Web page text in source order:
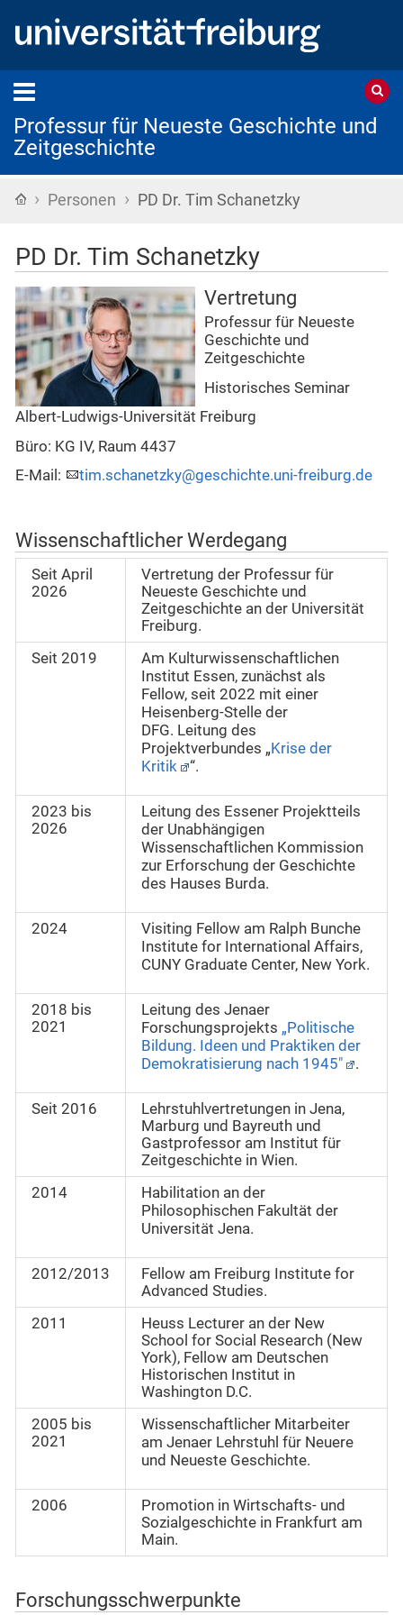
Professur für Neueste Geschichte und
Zeitgeschichte
Startseite
› Personen › PD Dr. Tim Schanetzky
PD Dr. Tim Schanetzky
Vertretung
Professur für Neueste
Geschichte und
Zeitgeschichte
Historisches Seminar
Albert-Ludwigs-Universität Freiburg
Büro: KG IV, Raum 4437
E-Mail:
tim.schanetzky@geschichte.uni-freiburg.de
Wissenschaftlicher Werdegang
Seit April
2026
Vertretung der Professur für
Neueste Geschichte und
Zeitgeschichte an der Universität
Freiburg.
Seit 2019
Am Kulturwissenschaftlichen
Institut Essen, zunächst als
Fellow, seit 2022 mit einer
Heisenberg-Stelleder
DFG. Leitung des
Projektverbundes „Krise der
Kritik
“.
2023 bis
2026
Leitung des Essener Projektteils
der Unabhängigen
Wissenschaftlichen Kommission
zur Erforschung der Geschichte
des Hauses Burda.
2024
Visiting Fellow am Ralph Bunche
Institute for International Affairs,
CUNY Graduate Center, New York.
2018 bis
2021
Leitung des Jenaer
Forschungsprojekts „Politische
Bildung. Ideen und Praktiken der
Demokratisierung nach 1945"
.
Seit 2016
Lehrstuhlvertretungen in Jena,
Marburg und Bayreuth und
Gastprofessor am Institut für
Zeitgeschichte in Wien.
2014
Habilitation an der
Philosophischen Fakultät der
Universität Jena.
2012/2013
Fellow am Freiburg Institute for
Advanced Studies.
2011
Heuss Lecturer an der New
School for Social Research (New
York), Fellow am Deutschen
Historischen Institut in
Washington D.C.
2005 bis
2021
Wissenschaftlicher Mitarbeiter
am Jenaer Lehrstuhl für Neuere
und Neueste Geschichte.
2006
Promotion in Wirtschafts- und
Sozialgeschichte in Frankfurt am
Main.
Forschungsschwerpunkte